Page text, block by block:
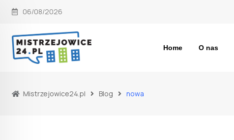
Skip
content
06/08/2026
Home O nas
Mistrzejowice24.pl Blog nowa